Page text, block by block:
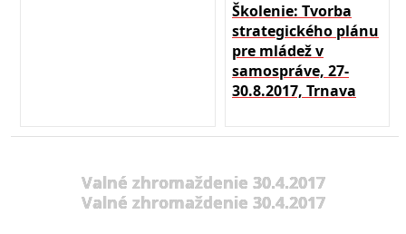
Školenie: Tvorba
strategického plánu
pre mládež v
samospráve, 27-
30.8.2017, Trnava
Valné zhromaždenie 30.4.2017
Valné zhromaždenie 30.4.2017